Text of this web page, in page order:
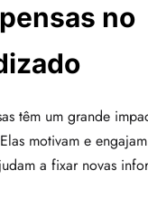
no
têm um grande
motivam e
a fixar novas